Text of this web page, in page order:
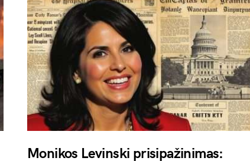
Monikos Levinski prisipažinimas: